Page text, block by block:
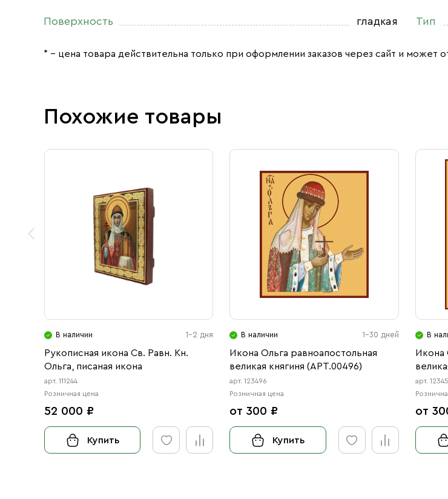
Поверхность гладкая Тип
* – цена товара действительна только при оформлении заказов через сайт и может
Похожие товары
В наличии 1-2 дня
Рукописная икона Св. Равн. Кн.
Ольга, писаная икона
арт. 111244
Розничная цена
52 000 ₽
Купить
В наличии 1-30 дней
Икона Ольга равноапостольная
великая княгиня (АРТ.00496)
арт. 123496
Розничная цена
от 300 ₽
Купить
В
Икона
арт.
от